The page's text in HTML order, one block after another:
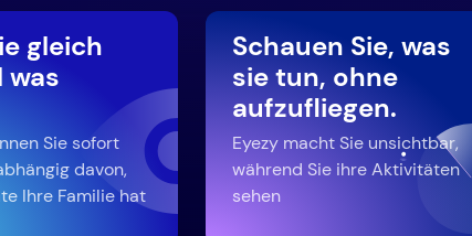
gleich
was
Sie sofort
davon,
Ihre Familie hat
Schauen Sie, was
sie tun, ohne
aufzufliegen.
Eyezy macht Sie unsichtbar,
während Sie ihre Aktivitäten
sehen